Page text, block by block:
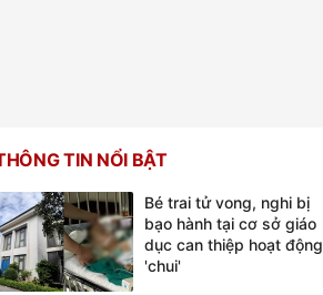
TIN NỔI BẬT
Bé trai tử vong, nghi bị
bạo hành tại cơ sở giáo
dục can thiệp hoạt động
'chui'